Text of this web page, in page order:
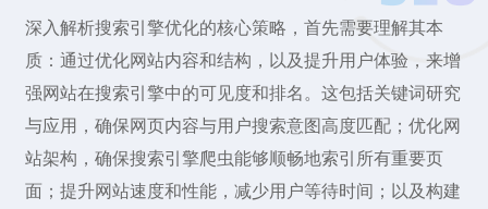
深入解析搜索引擎优化的核心策略，首先需要理解其本
质：通过优化网站内容和结构，以及提升用户体验，来增
强网站在搜索引擎中的可见度和排名。这包括关键词研究
与应用，确保网页内容与用户搜索意图高度匹配；优化网
站架构，确保搜索引擎爬虫能够顺畅地索引所有重要页
面；提升网站速度和性能，减少用户等待时间；以及构建